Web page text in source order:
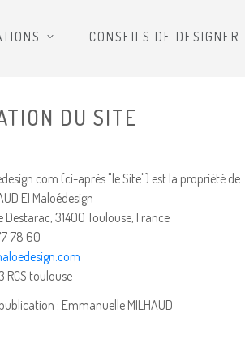
CONSEILS DE DESIGNER
DU SITE
(ci-après "le Site") est la propriété de :
EI Maloédesign
Destarac, 31400 Toulouse, France
78 60
RCS toulouse
: Emmanuelle MILHAUD